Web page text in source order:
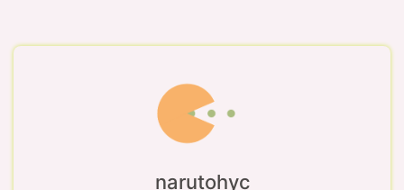
narutohyc